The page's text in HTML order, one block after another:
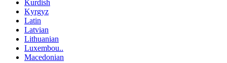
Kurdish
Kyrgyz
Latin
Latvian
Lithuanian
Luxembou..
Macedonian